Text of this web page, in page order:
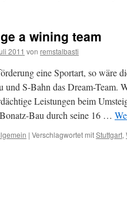
a wining team
2011 von remstalbasti
eine Sportart, so wäre
S-Bahn das Dream-Team.
Leistungen beim
Bau durch seine 16 …
| Verschlagwortet mitStuttgart,